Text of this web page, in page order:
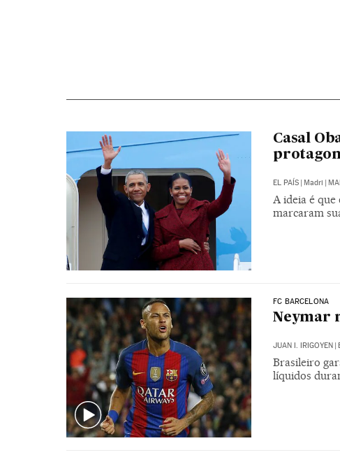
Casal
EL PAÍS | Madri |
A ideia é
marcaram
FC BARCELONA
Neymar
JUAN I. IRIGOYEN
Brasileiro
líquidos